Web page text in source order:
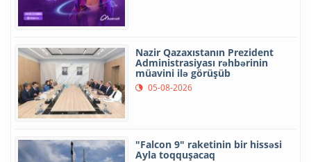
Nazir Qazaxıstanın Prezident
Administrasiyası rəhbərinin
müavini ilə görüşüb
05-08-2026
"Falcon 9" raketinin bir hissəsi
Ayla toqquşacaq